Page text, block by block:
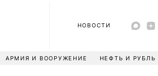
НОВОСТИ
АРМИЯ И ВООРУЖЕНИЕ НЕФТЬ И РУБЛЬ